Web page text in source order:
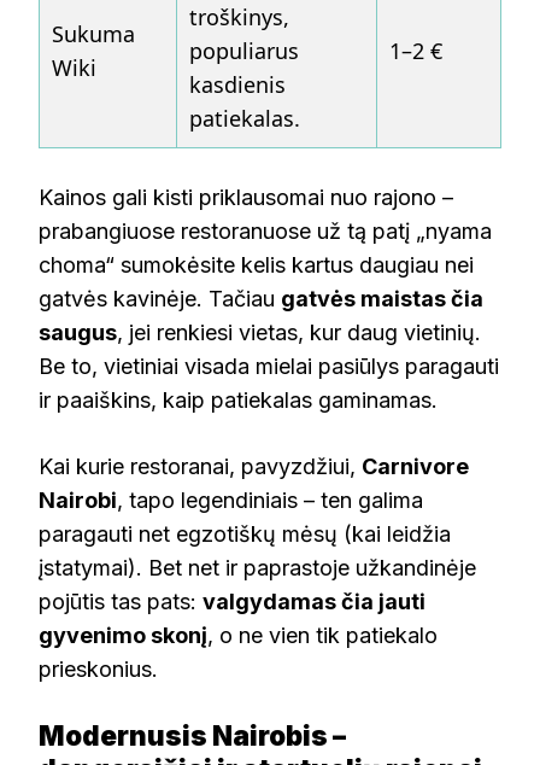
Sukuma
Wiki
troškinys,
populiarus
kasdienis
patiekalas.
1–2 €
Kainos gali kisti priklausomai nuo rajono –
prabangiuose restoranuose už tą patį „nyama
choma“ sumokėsite kelis kartus daugiau nei
gatvės kavinėje. Tačiau gatvės maistas čia
saugus, jei renkiesi vietas, kur daug vietinių.
Be to, vietiniai visada mielai pasiūlys paragauti
ir paaiškins, kaip patiekalas gaminamas.
Kai kurie restoranai, pavyzdžiui, Carnivore
Nairobi, tapo legendiniais – ten galima
paragauti net egzotiškų mėsų (kai leidžia
įstatymai). Bet net ir paprastoje užkandinėje
pojūtis tas pats: valgydamas čia jauti
gyvenimo skonį, o ne vien tik patiekalo
prieskonius.
Modernusis Nairobis –